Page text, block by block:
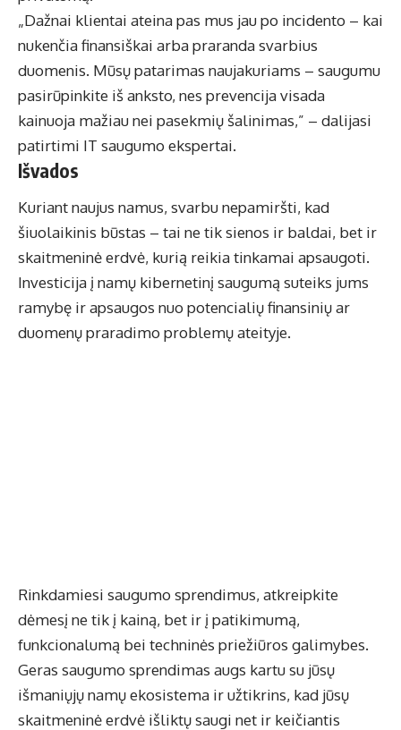
„Dažnai klientai ateina pas mus jau po incidento – kai
nukenčia finansiškai arba praranda svarbius
duomenis. Mūsų patarimas naujakuriams – saugumu
pasirūpinkite iš anksto, nes prevencija visada
kainuoja mažiau nei pasekmių šalinimas,” – dalijasi
patirtimi IT saugumo ekspertai.
Išvados
Kuriant naujus namus, svarbu nepamiršti, kad
šiuolaikinis būstas – tai ne tik sienos ir baldai, bet ir
skaitmeninė erdvė, kurią reikia tinkamai apsaugoti.
Investicija į namų kibernetinį saugumą suteiks jums
ramybę ir apsaugos nuo potencialių finansinių ar
duomenų praradimo problemų ateityje.
Rinkdamiesi saugumo sprendimus, atkreipkite
dėmesį ne tik į kainą, bet ir į patikimumą,
funkcionalumą bei techninės priežiūros galimybes.
Geras saugumo sprendimas augs kartu su jūsų
išmaniųjų namų ekosistema ir užtikrins, kad jūsų
skaitmeninė erdvė išliktų saugi net ir keičiantis